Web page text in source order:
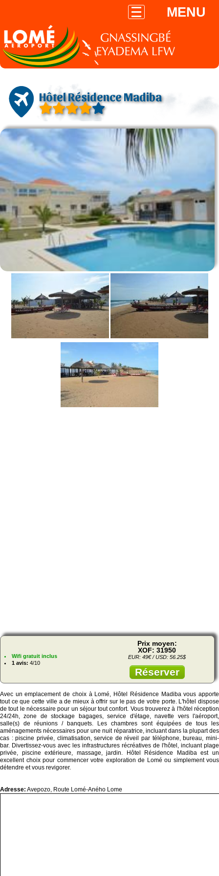
MENU
Hôtel Résidence Madiba
Wifi gratuit inclus
1 avis: 4/10
Prix moyen:
XOF: 31950
EUR: 49€ / USD: 56.25$
Réserver
Avec un emplacement de choix à Lomé, Hôtel Résidence Madiba vous apporte
tout ce que cette ville a de mieux à offrir sur le pas de votre porte. L'hôtel dispose
de tout le nécessaire pour un séjour tout confort. Vous trouverez à l'hôtel réception
24/24h, zone de stockage bagages, service d'étage, navette vers l'aéroport,
salle(s) de réunions / banquets. Les chambres sont équipées de tous les
aménagements nécessaires pour une nuit réparatrice, incluant dans la plupart des
cas : piscine privée, climatisation, service de réveil par téléphone, bureau, mini-
bar. Divertissez-vous avec les infrastructures récréatives de l'hôtel, incluant plage
privée, piscine extérieure, massage, jardin. Hôtel Résidence Madiba est un
excellent choix pour commencer votre exploration de Lomé ou simplement vous
détendre et vous revigorer.
Adresse: Avepozo, Route Lomé-Aného Lome